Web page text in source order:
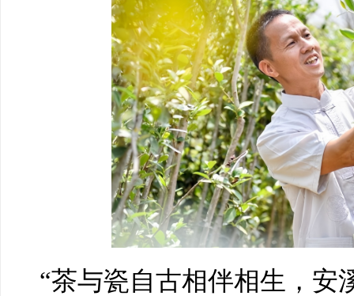
“茶与瓷自古相伴相生，安